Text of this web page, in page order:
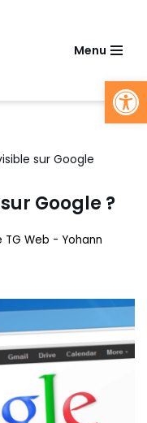
Menu
sur Google
Google ?
TG Web - Yohann